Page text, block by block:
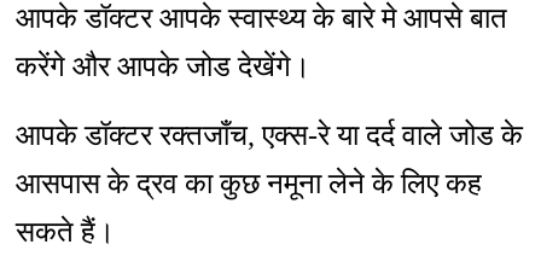
आपके डॉक्टर आपके स्वास्थ्य के बारे मे आपसे बात
करेंगे और आपके जोड देखेंगे।
आपके डॉक्टर रक्तजाँच, एक्स-रे या दर्द वाले जोड के
आसपास के द्रव का कुछ नमूना लेने के लिए कह
सकते हैं।